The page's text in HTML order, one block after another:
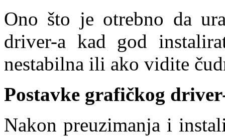
Ono što je otrebno da
driver-a kad god
nestabilna ili ako vidite
Postavke grafičkog
Nakon preuzimanja i